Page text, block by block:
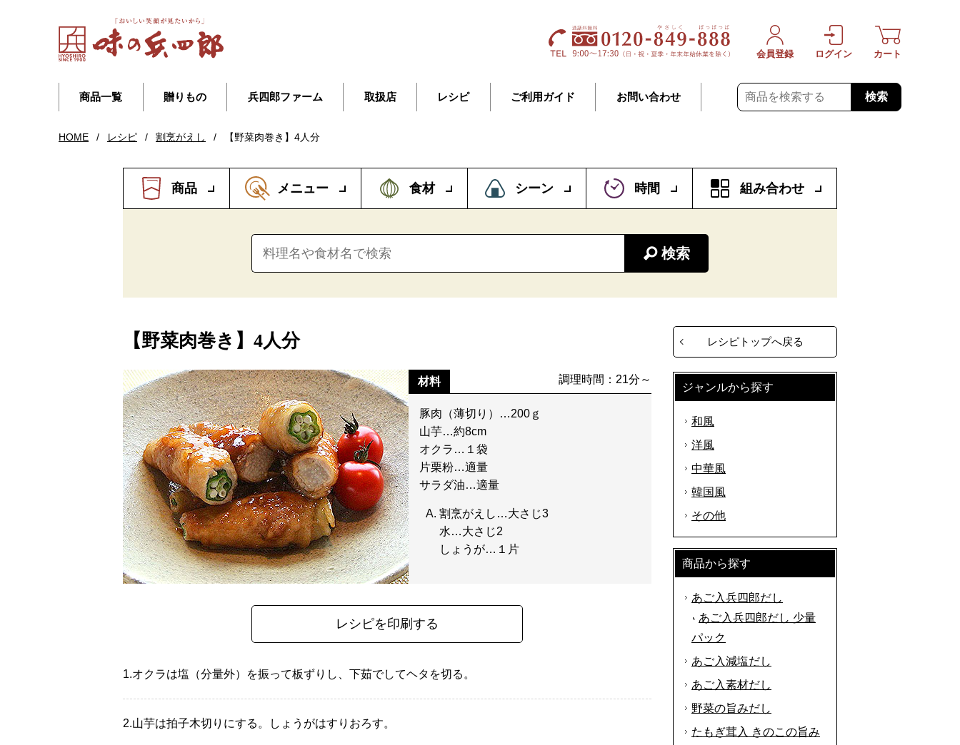
商品一覧 贈りもの 兵四郎ファーム 取扱店 レシピ ご利用ガイド お問い合わせ 検索
会員登録 ログイン カート
HOME / レシピ / 割烹がえし / 【野菜肉巻き】4人分
商品 メニュー 食材 シーン 時間 組み合わせ
検索
【野菜肉巻き】4人分
材料 調理時間：21分～
豚肉（薄切り）…200ｇ
山芋…約8cm
オクラ…１袋
片栗粉…適量
サラダ油…適量
割烹がえし…大さじ3
水…大さじ2
しょうが…１片
レシピを印刷する
1.オクラは塩（分量外）を振って板ずりし、下茹でしてヘタを切る。
2.山芋は拍子木切りにする。しょうがはすりおろす。
レシピトップへ戻る
ジャンルから探す
和風
洋風
中華風
韓国風
その他
商品から探す
あご入兵四郎だし
あご入兵四郎だし 少量
パック
あご入減塩だし
あご入素材だし
野菜の旨みだし
たもぎ茸入 きのこの旨み